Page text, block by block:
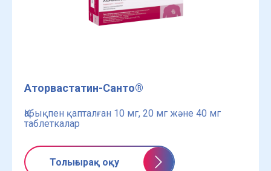
Аторвастатин-Санто®
Қабықпен қапталған 10 мг, 20 мг және 40 мг
таблеткалар
Толығырақ оқу